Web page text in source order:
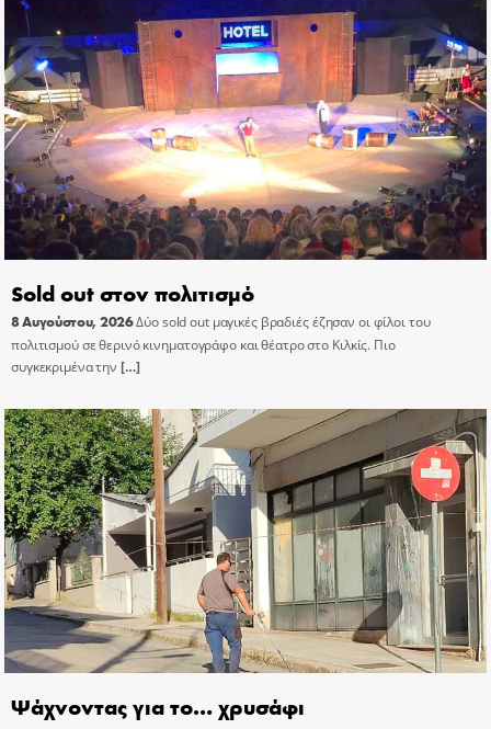
Sold out στον πολιτισμό
8 Αυγούστου, 2026Δύο sold out μαγικές βραδιές έζησαν οι φίλοι του
πολιτισμού σε θερινό κινηματογράφο και θέατρο στο Κιλκίς. Πιο
συγκεκριμένα την […]
Ψάχνοντας για το… χρυσάφι